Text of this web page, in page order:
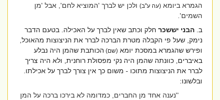
הגמרא ביומא(עה ע''ב)ולכן יש לברך 'המוציא לחם', אבל 'מן
השמים'.
ב.הבני יששכרחלק וכתב שאין לברך על האכילה. בטעם הדבר
נימק, שעל פי הקבלה מטרת הברכה לברר את הניצוצות מהאוכל,
ופירש שהגמרא במסכת יומא(שם)הכותבת שהמן היה נבלע
באיברים, כוונתה שהמן היה נקי מפסולת רוחנית, ולא היה צריך
לברר את הניצוצות מתוכו - משום כך אין צורך לברך על אכילתו.
ובלשונו:
''נענה אחד מן החברים, כמדומה לא בירכו ברכה על המן